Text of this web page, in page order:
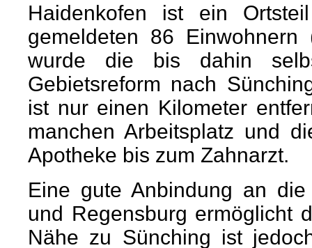
Haidenkofen ist ein
gemeldeten 86
wurde die bis dahin
Gebietsreform nach
ist nur einen Kilometer
manchen Arbeitsplatz und
Apotheke bis zum Zahnarzt.
Eine gute Anbindung an
und Regensburg ermöglicht
Nähe zu Sünching ist